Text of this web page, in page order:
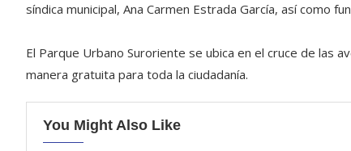
síndica municipal, Ana Carmen Estrada García, así como
El Parque Urbano Suroriente se ubica en el cruce de las
manera gratuita para toda la ciudadanía.
You Might Also Like